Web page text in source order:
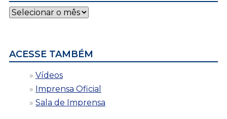
Notícias
por
ACESSE TAMBÉM
Vídeos
Imprensa Oficial
Sala de Imprensa